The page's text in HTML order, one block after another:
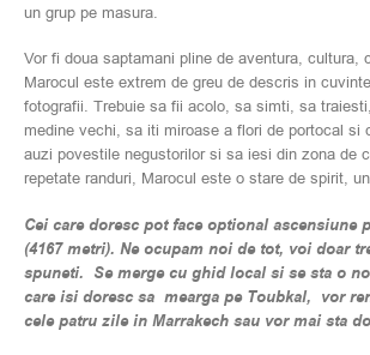
un grup pe masura.
Vor fi doua saptamani pline de aventura, cultura,
Marocul este extrem de greu de descris in
fotografii. Trebuie sa fii acolo, sa simti, sa
medine vechi, sa iti miroase a flori de portocal si
auzi povestile negustorilor si sa iesi din zona de
repetate randuri, Marocul este o stare de spirit,
Cei care doresc pot face optional ascensiune
(4167 metri). Ne ocupam noi de tot, voi doar
spuneti. Se merge cu ghid local si se sta o
care isi doresc sa mearga pe Toubkal, vor
cele patru zile in Marrakech sau vor mai sta